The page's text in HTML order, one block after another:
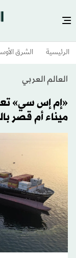
الرئيسية الشرق
العالم العربي
«إم إس سي»
ميناء أم قصر